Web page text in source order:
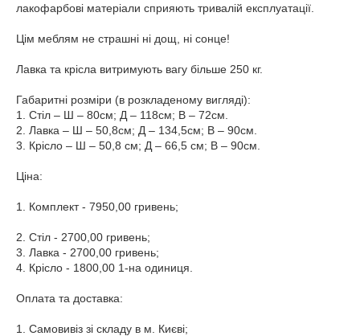
лакофарбові матеріали сприяють тривалій експлуатації.
Цім меблям не страшні ні дощ, ні сонце!
Лавка та крісла витримують вагу більше 250 кг.
Габаритні розміри (в розкладеному вигляді):
1. Стіл – Ш – 80см; Д – 118см; В – 72см.
2. Лавка – Ш – 50,8см; Д – 134,5см; В – 90см.
3. Крісло – Ш – 50,8 см; Д – 66,5 см; В – 90см.
Ціна:
1. Комплект - 7950,00 гривень;
2. Стіл - 2700,00 гривень;
3. Лавка - 2700,00 гривень;
4. Крісло - 1800,00 1-на одиниця.
Оплата та доставка:
1. Самовивіз зі складу в м. Києві;